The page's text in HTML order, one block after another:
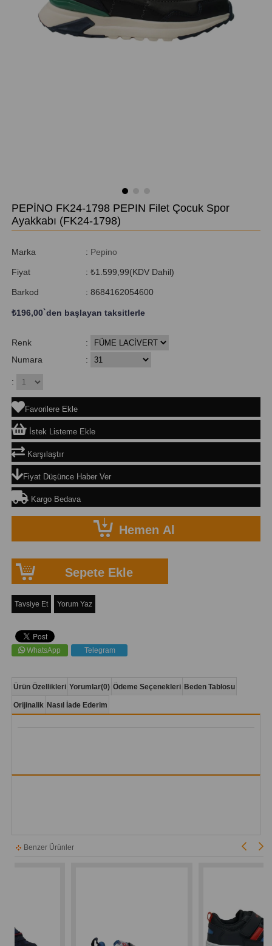
PEPİNO FK24-1798 PEPIN Filet Çocuk Spor
Ayakkabı (FK24-1798)
Marka : Pepino
Fiyat : ₺1.599,99(KDV Dahil)
Barkod : 8684162054600
₺196,00`den başlayan taksitlerle
Renk
:
Numara
:
:
Favorilere Ekle
İstek Listeme Ekle
Karşılaştır
Fiyat Düşünce Haber Ver
Kargo Bedava
Tavsiye Et Yorum Yaz
WhatsApp Telegram
Ürün Özellikleri Yorumlar(0) Ödeme Seçenekleri Beden Tablosu
Orijinalik Nasıl İade Ederim
Benzer Ürünler